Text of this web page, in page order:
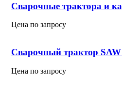
Сварочные трактора и
Цена по запросу
Сварочный трактор
Цена по запросу